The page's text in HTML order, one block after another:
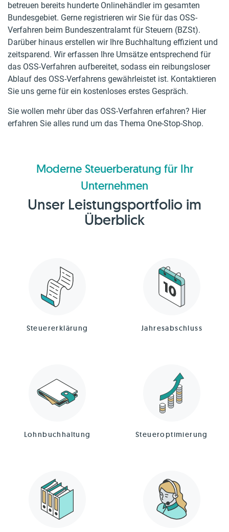
betreuen bereits hunderte Onlinehändler im gesamten
Bundesgebiet. Gerne registrieren wir Sie für das OSS-
Verfahren beim Bundeszentralamt für Steuern (BZSt).
Darüber hinaus erstellen wir Ihre Buchhaltung effizient und
zeitsparend. Wir erfassen Ihre Umsätze entsprechend für
das OSS-Verfahren aufbereitet, sodass ein reibungsloser
Ablauf des OSS-Verfahrens gewährleistet ist. Kontaktieren
Sie uns gerne für ein kostenloses erstes Gespräch.
Sie wollen mehr über das OSS-Verfahren erfahren? Hier
erfahren Sie alles rund um das Thema One-Stop-Shop.
Moderne Steuerberatung für Ihr
Unternehmen
Unser Leistungsportfolio im
Überblick
Steuererklärung Jahresabschluss
Lohnbuchhaltung Steueroptimierung